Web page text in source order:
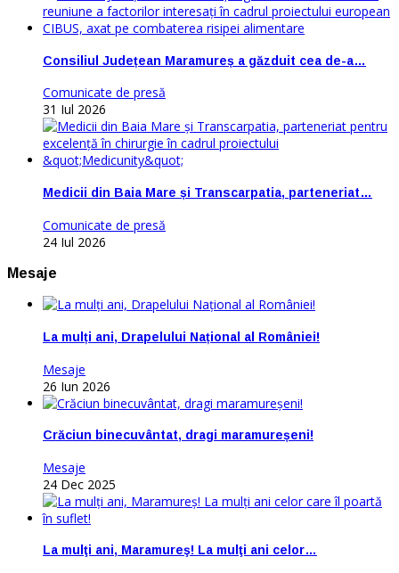
Consiliul Județean Maramureș a găzduit cea de-a…
Comunicate de presă
31 Iul 2026
Medicii din Baia Mare și Transcarpatia, parteneriat…
Comunicate de presă
24 Iul 2026
Mesaje
La mulți ani, Drapelului Național al României!
Mesaje
26 Iun 2026
Crăciun binecuvântat, dragi maramureșeni!
Mesaje
24 Dec 2025
La mulţi ani, Maramureş! La mulţi ani celor…